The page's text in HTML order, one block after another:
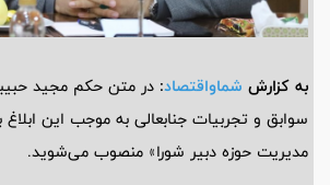
به کزارش شماواقتصاد: در متن حکم مجید
سوابق و تجربیات جنابعالی به موجب این
مدیریت حوزه دبیر شورا» منصوب می‌شوید.